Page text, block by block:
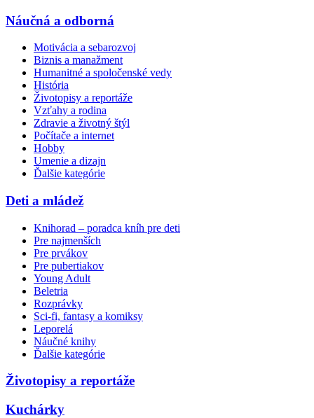
Náučná a odborná
Motivácia a sebarozvoj
Biznis a manažment
Humanitné a spoločenské vedy
História
Životopisy a reportáže
Vzťahy a rodina
Zdravie a životný štýl
Počítače a internet
Hobby
Umenie a dizajn
Ďalšie kategórie
Deti a mládež
Knihorad – poradca kníh pre deti
Pre najmenších
Pre prvákov
Pre pubertiakov
Young Adult
Beletria
Rozprávky
Sci-fi, fantasy a komiksy
Leporelá
Náučné knihy
Ďalšie kategórie
Životopisy a reportáže
Kuchárky